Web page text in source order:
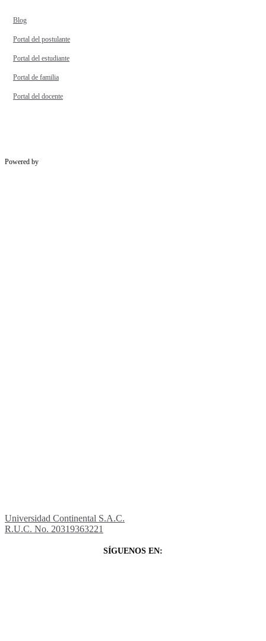
Blog
Portal del postulante
Portal del estudiante
Portal de familia
Portal del docente
Powered by
Universidad Continental S.A.C.
R.U.C. No. 20319363221
SÍGUENOS EN: